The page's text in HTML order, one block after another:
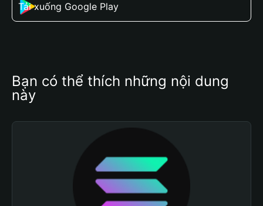
Tải xuống Google Play
Bạn có thể thích những nội dung
này